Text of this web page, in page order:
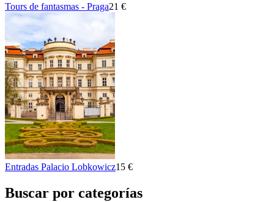
Tours de fantasmas - Praga21 €
Entradas Palacio Lobkowicz15 €
Buscar por categorías